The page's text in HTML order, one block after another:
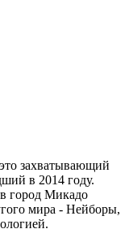
захватывающий
в 2014 году.
город Микадо
мира - Нейборы,